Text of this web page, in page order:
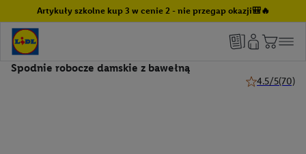
Artykuły szkolne kup 3 w cenie 2 - nie przegap okazji🎒🔥
Spodnie robocze damskie z bawełną
4.5/5(70)